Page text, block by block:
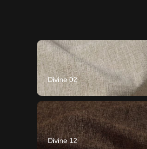
Divine 02
Divine 12